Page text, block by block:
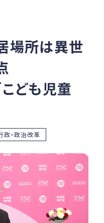
バー募集
場所は異世
ども児童
政・政治改革